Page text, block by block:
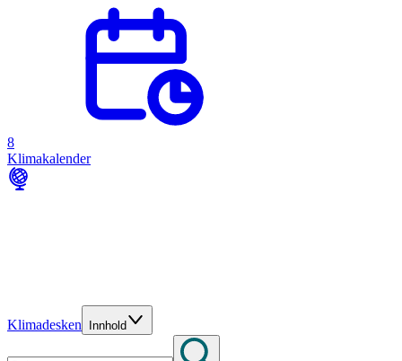
8
Klimakalender
Klimadesken Innhold